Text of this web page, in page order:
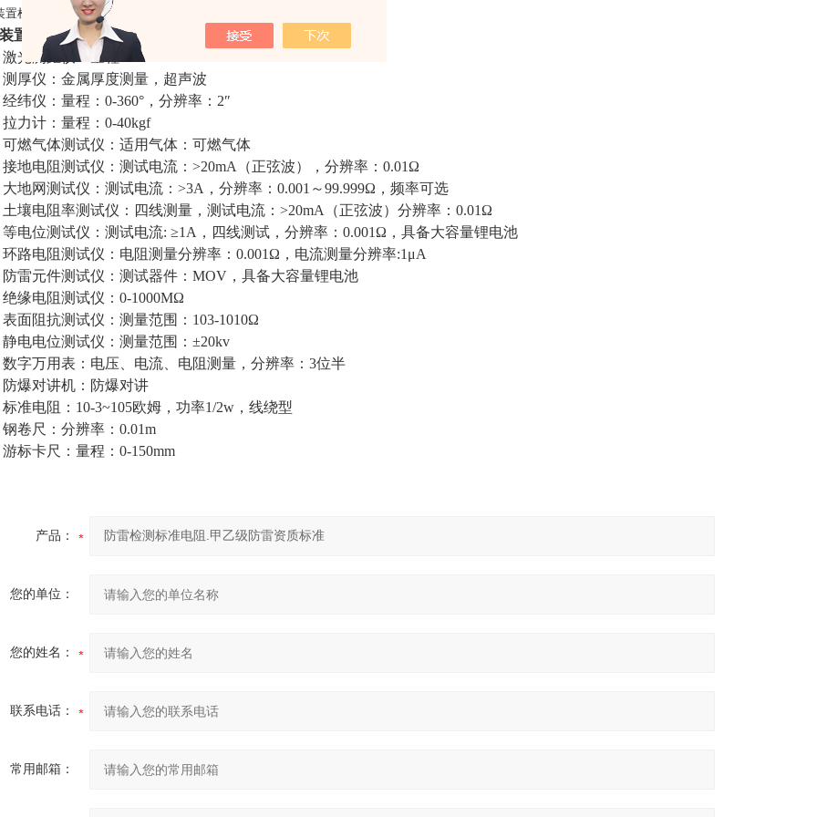
置检测人员个人防护套装FH-5PC
置检测主要设备：
激光测距仪：量程：0-150m
测厚仪：金属厚度测量，超声波
经纬仪：量程：0-360°，分辨率：2″
拉力计：量程：0-40kgf
可燃气体测试仪：适用气体：可燃气体
接地电阻测试仪：测试电流：>20mA（正弦波），分辨率：0.01Ω
大地网测试仪：测试电流：>3A，分辨率：0.001～99.999Ω，频率可选
土壤电阻率测试仪：四线测量，测试电流：>20mA（正弦波）分辨率：0.01Ω
等电位测试仪：测试电流: ≥1A，四线测试，分辨率：0.001Ω，具备大容量锂电池
环路电阻测试仪：电阻测量分辨率：0.001Ω，电流测量分辨率:1μA
防雷元件测试仪：测试器件：MOV，具备大容量锂电池
绝缘电阻测试仪：0-1000MΩ
表面阻抗测试仪：测量范围：103-1010Ω
静电电位测试仪：测量范围：±20kv
数字万用表：电压、电流、电阻测量，分辨率：3位半
防爆对讲机：防爆对讲
标准电阻：10-3~105欧姆，功率1/2w，线绕型
钢卷尺：分辨率：0.01m
游标卡尺：量程：0-150mm
产品：
您的单位：
您的姓名：
联系电话：
常用邮箱：